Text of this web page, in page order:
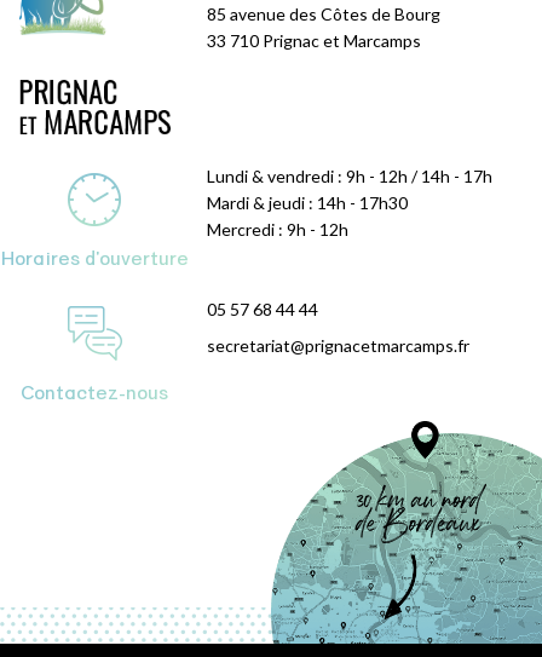
85 avenue des Côtes de Bourg
33 710 Prignac et Marcamps
Horaires d'ouverture
Lundi & vendredi : 9h - 12h / 14h - 17h
Mardi & jeudi : 14h - 17h30
Mercredi : 9h - 12h
Contactez-nous
05 57 68 44 44
secretariat@prignacetmarcamps.fr